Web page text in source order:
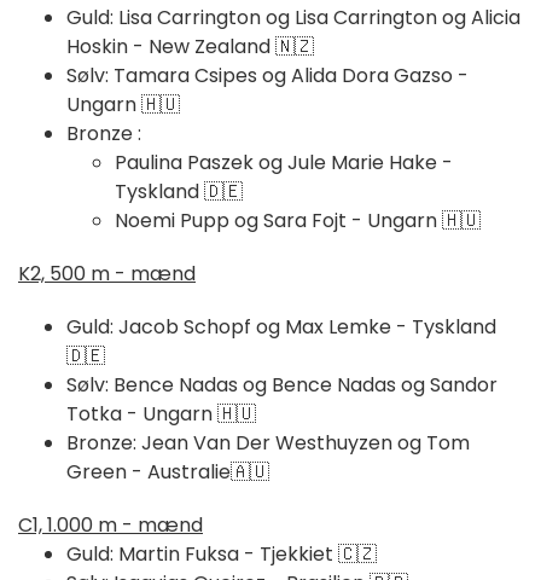
Guld: Lisa Carrington og Lisa Carrington og Alicia
Hoskin - New Zealand 🇳🇿
Sølv: Tamara Csipes og Alida Dora Gazso -
Ungarn 🇭🇺
Bronze :
Paulina Paszek og Jule Marie Hake -
Tyskland 🇩🇪
Noemi Pupp og Sara Fojt - Ungarn 🇭🇺
K2, 500 m - mænd
Guld: Jacob Schopf og Max Lemke - Tyskland
🇩🇪
Sølv: Bence Nadas og Bence Nadas og Sandor
Totka - Ungarn 🇭🇺
Bronze: Jean Van Der Westhuyzen og Tom
Green - Australie🇦🇺
C1, 1.000 m - mænd
Guld: Martin Fuksa - Tjekkiet 🇨🇿